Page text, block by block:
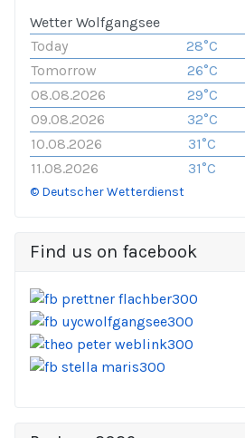
Wetter Wolfgangsee
Today
28°C
Tomorrow
26°C
08.08.2026
29°C
09.08.2026
32°C
10.08.2026
31°C
11.08.2026
31°C
© Deutscher Wetterdienst
Find us on facebook